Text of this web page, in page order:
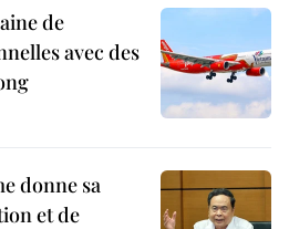
de
avec des
donne sa
et de